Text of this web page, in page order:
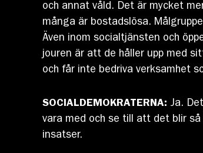
och annat våld. Det är mycket
många är bostadslösa.
Även inom socialtjänsten och
jouren är att de håller upp med
och får inte bedriva verksamhet
SOCIALDEMOKRATERNA: Ja.
vara med och se till att det blir
insatser.